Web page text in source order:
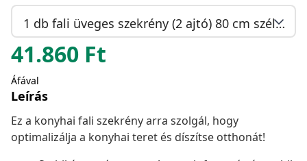
1 db fali üveges szekrény (2 ajtó) 80 cm széles 60 cm magas
41.860 Ft
Áfával
Leírás
Ez a konyhai fali szekrény arra szolgál, hogy
optimalizálja a konyhai teret és díszítse otthonát!